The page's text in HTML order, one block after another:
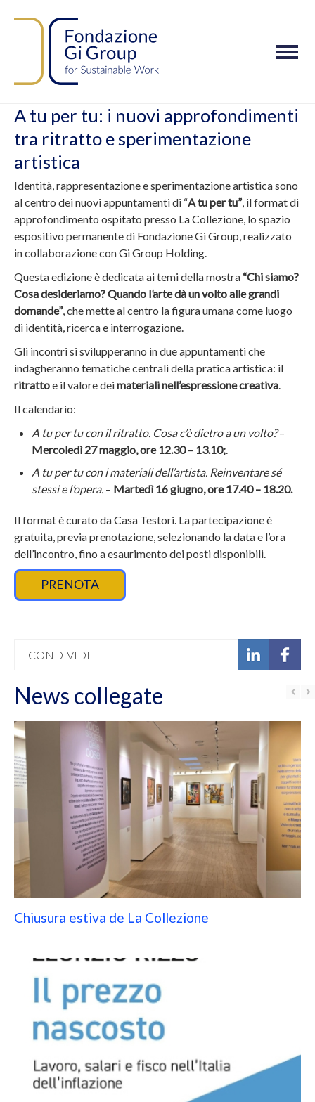
M
l
v
i
g
a
n
t
o
A tu per tu: i nuovi approfondimenti
tra ritratto e sperimentazione
artistica
Identità, rappresentazione e sperimentazione artistica sono
al centro dei nuovi appuntamenti di “A tu per tu”, il format di
approfondimento ospitato presso La Collezione, lo spazio
espositivo permanente di Fondazione Gi Group, realizzato
in collaborazione con Gi Group Holding.
Questa edizione è dedicata ai temi della mostra “Chi siamo?
Cosa desideriamo? Quando l’arte dà un volto alle grandi
domande”, che mette al centro la figura umana come luogo
di identità, ricerca e interrogazione.
Gli incontri si svilupperanno in due appuntamenti che
indagheranno tematiche centrali della pratica artistica: il
ritrattoe il valore deimateriali nell’espressione creativa.
Il calendario:
A tu per tu con il ritratto. Cosa c’è dietro a un volto?–
Mercoledì 27 maggio, ore 12.30 – 13.10;.
A tu per tu con i materiali dell’artista. Reinventare sé
stessi e l’opera. – Martedì 16 giugno, ore 17.40 – 18.20.
Il format è curato da Casa Testori. La partecipazione è
gratuita, previa prenotazione, selezionando la data e l’ora
dell’incontro, fino a esaurimento dei posti disponibili.
PRENOTA
CONDIVIDI
News collegate
Chiusura estiva de La Collezione